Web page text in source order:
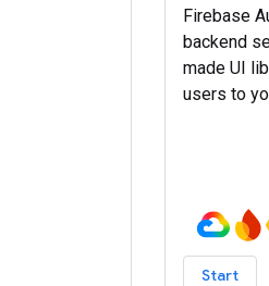
Firebase
backend
made UI
users to
Start